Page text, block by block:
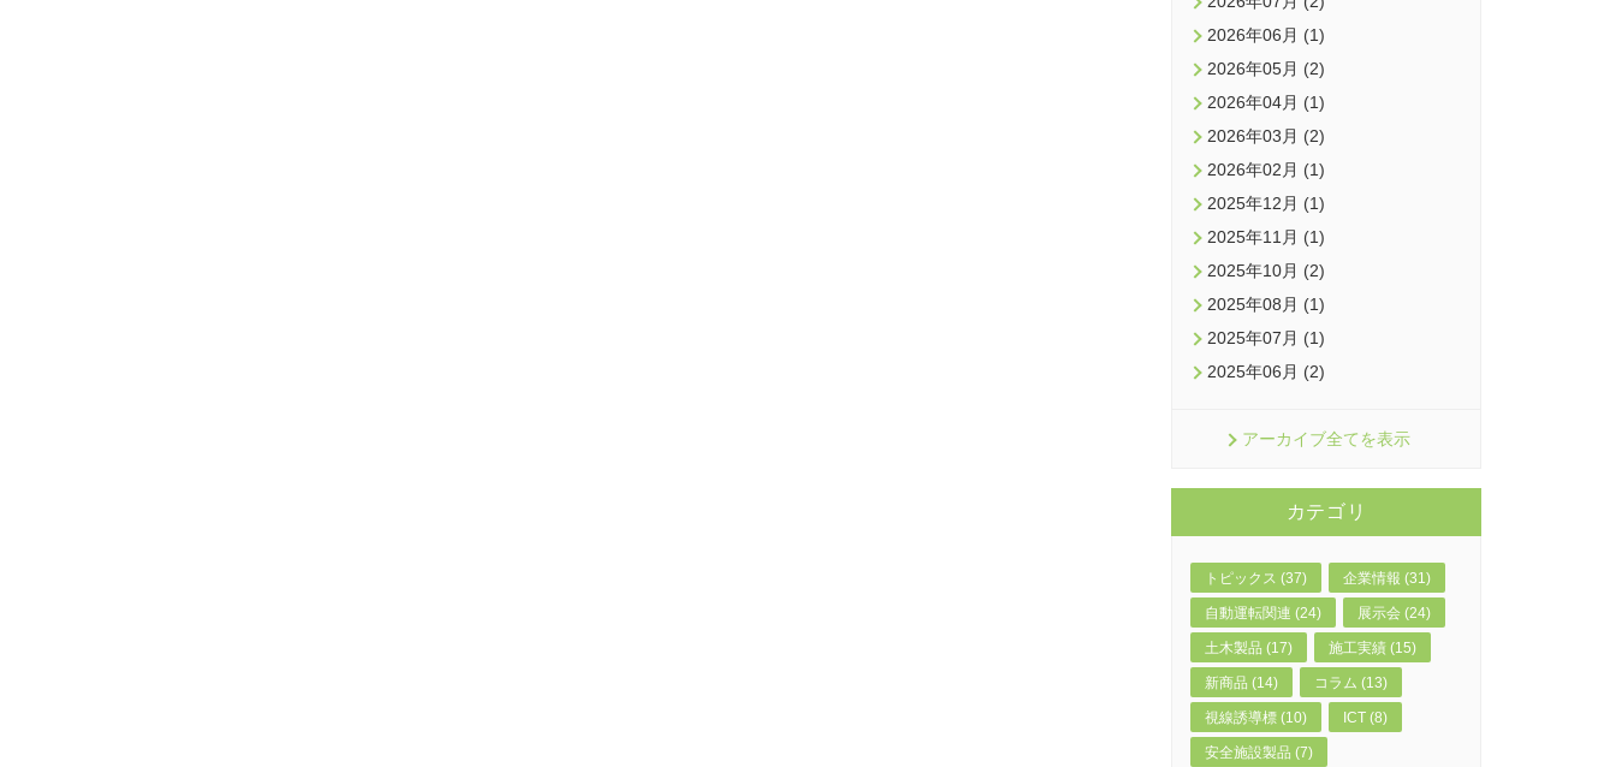
2026年06月 (1)
2026年05月 (2)
2026年04月 (1)
2026年03月 (2)
2026年02月 (1)
2025年12月 (1)
2025年11月 (1)
2025年10月 (2)
2025年08月 (1)
2025年07月 (1)
2025年06月 (2)
アーカイブ全てを表示
カテゴリ
トピックス (37) 企業情報 (31)
自動運転関連 (24) 展示会 (24)
土木製品 (17) 施工実績 (15)
新商品 (14) コラム (13)
視線誘導標 (10) ICT (8)
安全施設製品 (7)